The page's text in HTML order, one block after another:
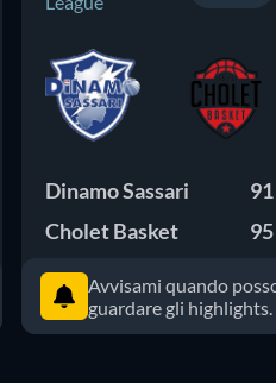
Dinamo Sassari
91
Cholet Basket
95
Avvisami quando
guardare gli highlights.